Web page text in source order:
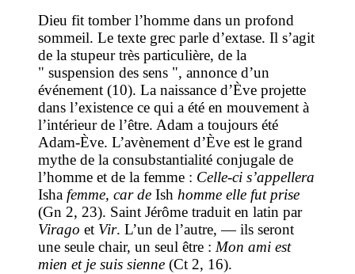
Dieu fit tomber l’homme dans un profond
sommeil. Le texte grec parle d’extase. Il s’agit
de la stupeur très particulière, de la
" suspension des sens ", annonce d’un
événement (10). La naissance d’Ève projette
dans l’existence ce qui a été en mouvement à
l’intérieur de l’être. Adam a toujours été
Adam-Ève. L’avènement d’Ève est le grand
mythe de la consubstantialité conjugale de
l’homme et de la femme : Celle-ci s’appellera
Isha femme, car de Ish homme elle fut prise
(Gn 2, 23). Saint Jérôme traduit en latin par
Virago et Vir. L’un de l’autre, — ils seront
une seule chair, un seul être : Mon ami est
mien et je suis sienne (Ct 2, 16).